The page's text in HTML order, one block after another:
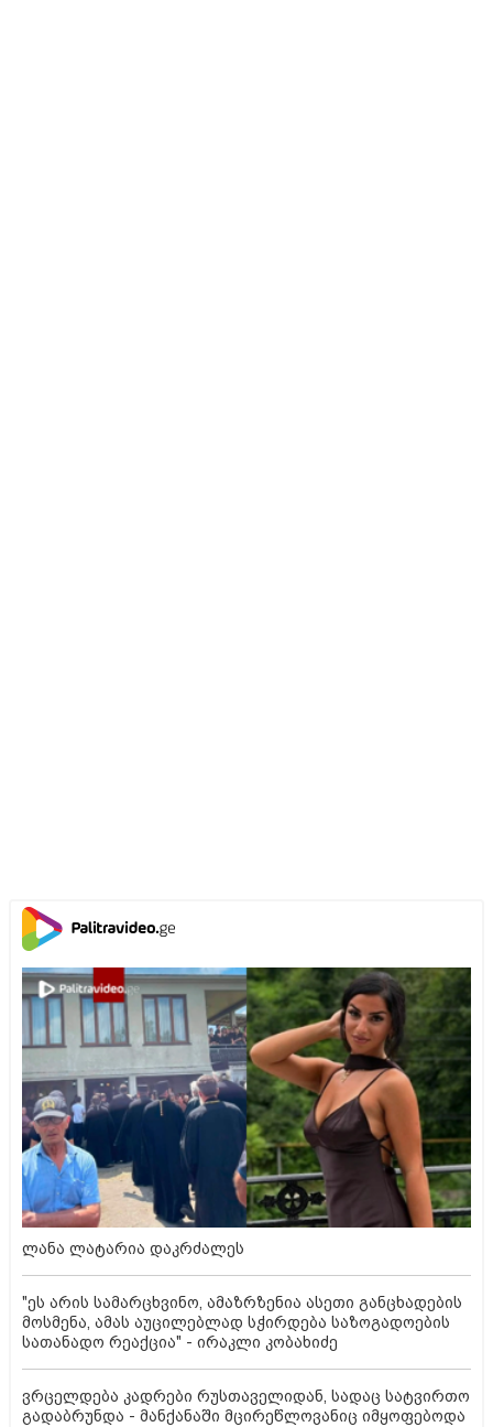
ლანა ლატარია დაკრძალეს
"ეს არის სამარცხვინო, ამაზრზენია ასეთი განცხადების
მოსმენა, ამას აუცილებლად სჭირდება საზოგადოების
სათანადო რეაქცია" - ირაკლი კობახიძე
ვრცელდება კადრები რუსთაველიდან, სადაც სატვირთო
გადაბრუნდა - მანქანაში მცირეწლოვანიც იმყოფებოდა